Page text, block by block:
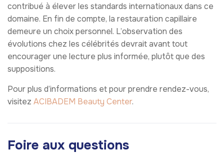
contribué à élever les standards internationaux dans ce
domaine. En fin de compte, la restauration capillaire
demeure un choix personnel. L’observation des
évolutions chez les célébrités devrait avant tout
encourager une lecture plus informée, plutôt que des
suppositions.
Pour plus d’informations et pour prendre rendez-vous,
visitez ACIBADEM Beauty Center.
Foire aux questions